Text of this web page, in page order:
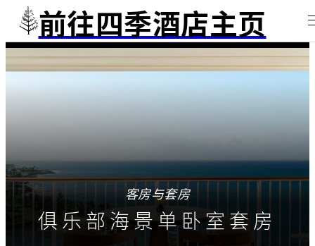
前往四季酒店主页
客房与套房
俱乐部海景单卧室套房